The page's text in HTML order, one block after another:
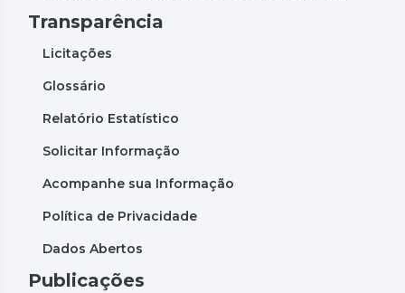
Transparência
Licitações
Glossário
Relatório Estatístico
Solicitar Informação
Acompanhe sua Informação
Política de Privacidade
Dados Abertos
Publicações